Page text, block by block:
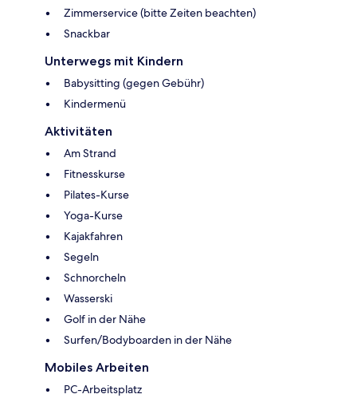
Zimmerservice (bitte Zeiten beachten)
Snackbar
Unterwegs mit Kindern
Babysitting (gegen Gebühr)
Kindermenü
Aktivitäten
Am Strand
Fitnesskurse
Pilates-Kurse
Yoga-Kurse
Kajakfahren
Segeln
Schnorcheln
Wasserski
Golf in der Nähe
Surfen/Bodyboarden in der Nähe
Mobiles Arbeiten
PC-Arbeitsplatz